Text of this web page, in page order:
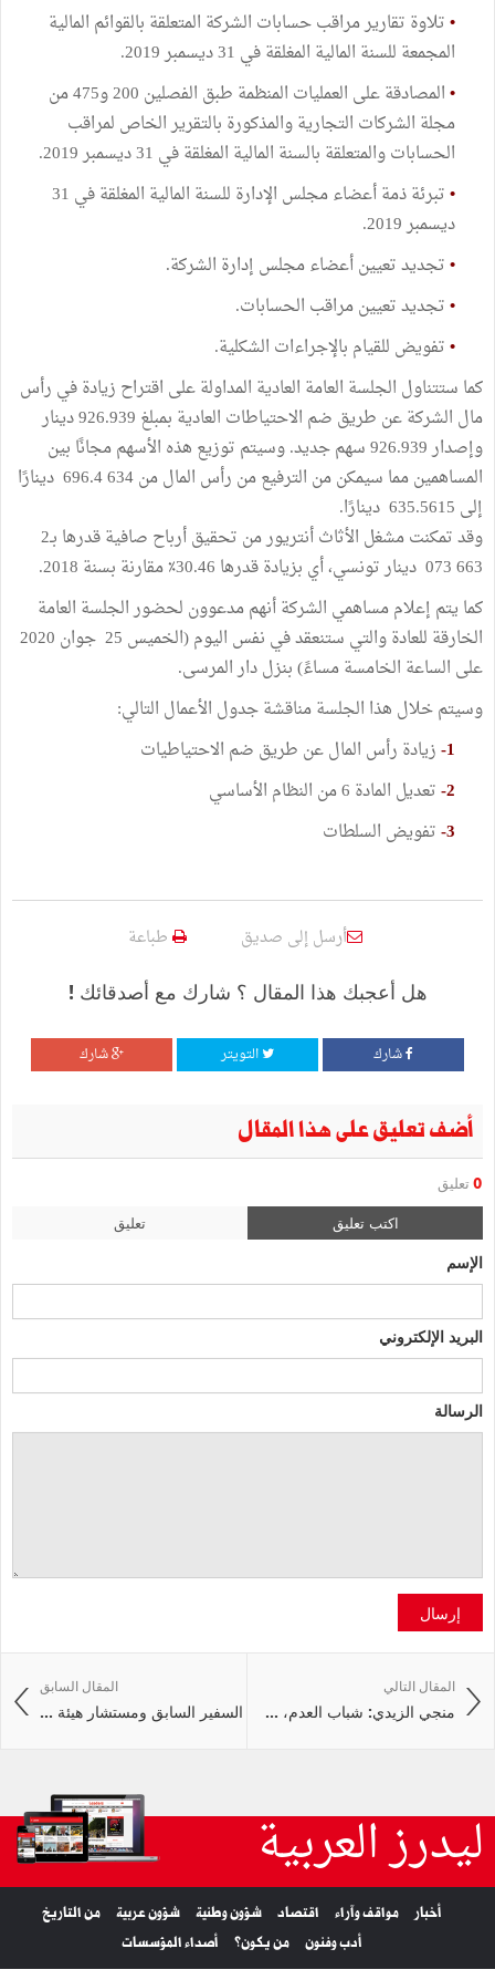
•تلاوة تقارير مراقب حسابات الشركة المتعلقة بالقوائم المالية
المجمعة للسنة المالية المغلقة في 31 ديسمبر 2019.
•
المصادقة على العمليات المنظمة طبق الفصلين 200 و475 من
مجلة الشركات التجارية والمذكورة بالتقرير الخاص لمراقب
الحسابات والمتعلقة بالسنة المالية المغلقة في 31 ديسمبر 2019.
•
تبرئة ذمة أعضاء مجلس الإدارة للسنة المالية المغلقة في 31
ديسمبر 2019.
•تجديد تعيين أعضاء مجلس إدارة الشركة.
•تجديد تعيين مراقب الحسابات.
•تفويض للقيام بالإجراءات الشكلية.
كما ستتناول الجلسة العامة العادية المداولة على اقتراح زيادة في رأس
مال الشركة عن طريق ضم الاحتياطات العادية بمبلغ 926.939 دينار
وإصدار 926.939 سهم جديد. وسيتم توزيع هذه الأسهم مجانًا بين
المساهمين مما سيمكن من الترفيع من رأس المال من 634 696.4 دينارًا
إلى 635.5615 دينارًا.
وقد تمكنت مشغل الأثاث أنتريور من تحقيق أرباح صافية قدرها بـ2
663 073 دينار تونسي، أي بزيادة قدرها 30.46٪ مقارنة بسنة 2018.
كما يتم إعلام مساهمي الشركة أنهم مدعوون لحضور الجلسة العامة
الخارقة للعادة والتي ستنعقد في نفس اليوم (الخميس 25 جوان 2020
على الساعة الخامسة مساءً) بنزل دار المرسى.
وسيتم خلال هذا الجلسة مناقشة جدول الأعمال التالي:
1- زيادة رأس المال عن طريق ضم الاحتياطيات
2- تعديل المادة 6 من النظام الأساسي
3- تفويض السلطات
أرسل إلى صديق طباعة
هل أعجبك هذا المقال ؟ شارك مع أصدقائك !
شارك التويتر شارك
أضف تعليق على هذا المقال
0 تعليق
اكتب تعليق تعليق
الإسم
البريد الإلكتروني
الرسالة
إرسال
المقال السابق
السفير السابق ومستشار هيئة ...
المقال التالي
منجي الزيدي: شباب العدم، ...
ليدرز العربية
أخبار مواقف وآراء اقتصاد شؤون وطنية شؤون عربية
من التاريخ
أدب وفنون
من يكون؟ أصداء المؤسسات